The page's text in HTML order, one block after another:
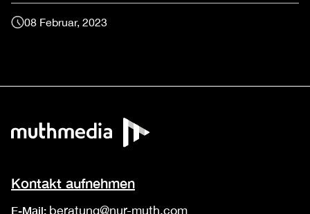
08 Februar, 2023
Kontakt aufnehmen
E-Mail: beratung@nur-muth.com